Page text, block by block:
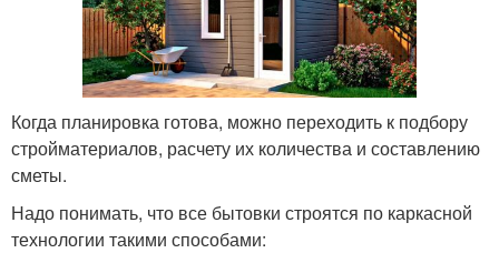
Когда планировка готова, можно переходить к подбору
стройматериалов, расчету их количества и составлению
сметы.
Надо понимать, что все бытовки строятся по каркасной
технологии такими способами: